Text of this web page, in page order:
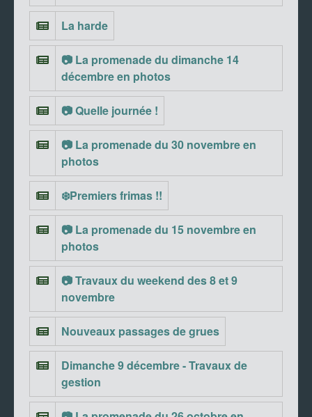
La harde
📷 La promenade du dimanche 14
décembre en photos
📷 Quelle journée !
📷 La promenade du 30 novembre en
photos
❄️Premiers frimas !!
📷 La promenade du 15 novembre en
photos
📷 Travaux du weekend des 8 et 9
novembre
Nouveaux passages de grues
Dimanche 9 décembre - Travaux de
gestion